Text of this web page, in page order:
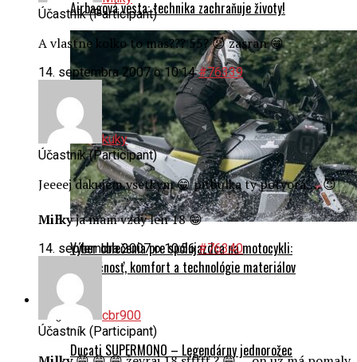
Airbagová vesta: technika zachraňuje životy!
Výber oblečenia pre spolujazdca na motocykli:
Bezpečnosť, komfort a technológie materiálov
História
Ducati SUPERMONO – Legendárny jednorožec
Účastník (Participant)
A vlastne kolko to mas??? 55? 😈 zasran 😁
14. septembra 2007 o 10:14 #76339
kuky
Účastník (Participant)
Jeeeej dakujem vsetkym 😁 pitbulka ty potvora…. 😈
Milkyja mam vzdy len 18 😁
14. septembra 2007 o 10:56 #76340
cbr900
Účastník (Participant)